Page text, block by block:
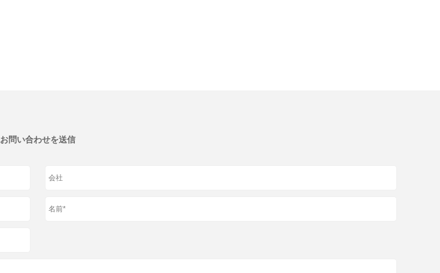
お問い合わせを送信